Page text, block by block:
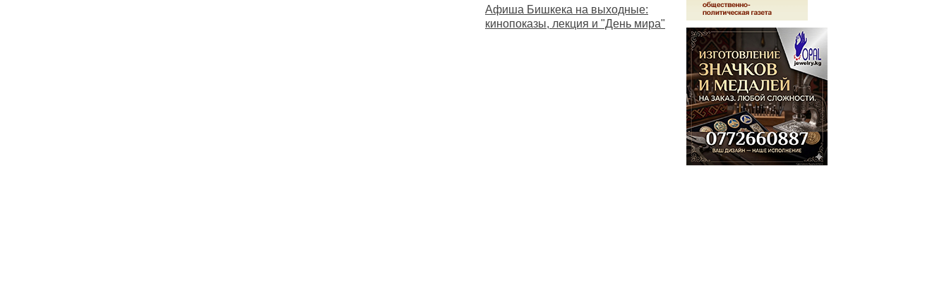
Афиша Бишкека на выходные:
кинопоказы, лекция и "День мира"